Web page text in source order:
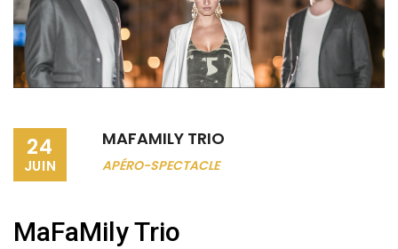
24
JUIN
MAFAMILY TRIO
APÉRO-SPECTACLE
MaFaMily Trio